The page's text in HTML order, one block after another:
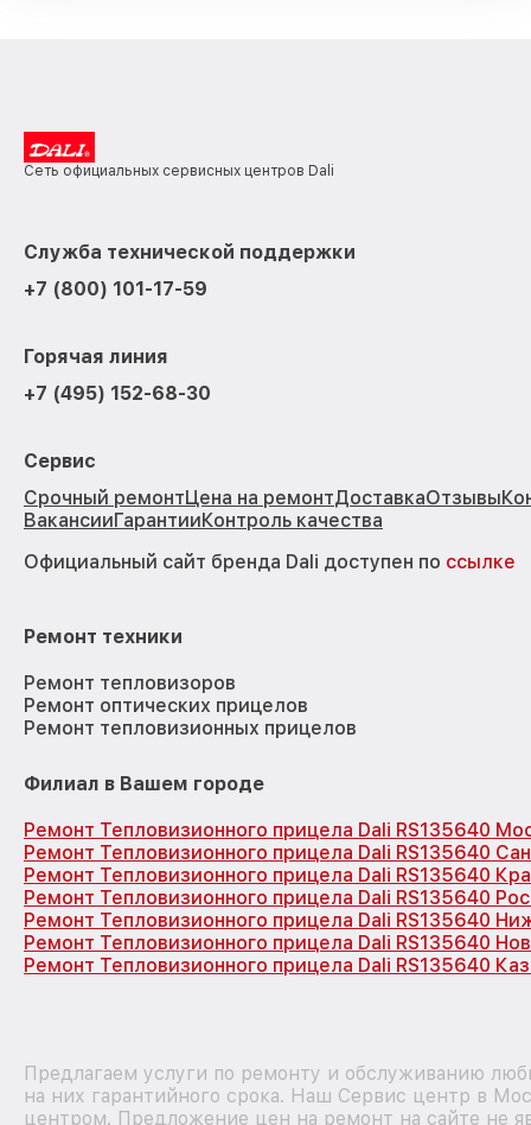
Сеть официальных сервисных центров Dali
Служба технической поддержки
+7 (800) 101-17-59
Горячая линия
+7 (495) 152-68-30
Сервис
Срочный ремонтЦена на ремонтДоставкаОтзывы
ВакансииГарантииКонтроль качества
Официальный сайт бренда Dali доступен по ссылке
Ремонт техники
Ремонт тепловизоров
Ремонт оптических прицелов
Ремонт тепловизионных прицелов
Филиал в Вашем городе
Ремонт Тепловизионного прицела Dali RS135640
Ремонт Тепловизионного прицела Dali RS135640
Ремонт Тепловизионного прицела Dali RS135640
Ремонт Тепловизионного прицела Dali RS135640
Ремонт Тепловизионного прицела Dali RS135640
Ремонт Тепловизионного прицела Dali RS135640
Ремонт Тепловизионного прицела Dali RS135640
Предлагаем услуги по ремонту и обслуживанию
на них гарантийного срока. Наш Сервис центр в
центром. Предложение цен на ремонт на сайте не